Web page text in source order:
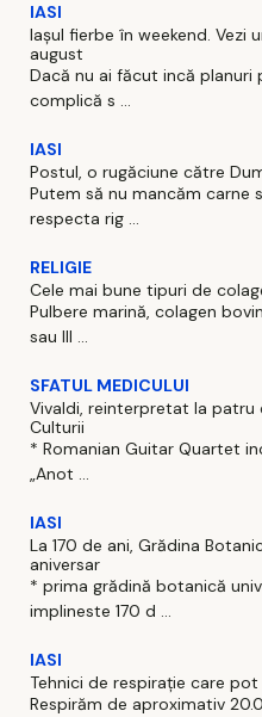
IASI
Iașul fierbe în weekend. Vezi
august
Dacă nu ai făcut incă planuri
complică s ...
IASI
Postul, o rugăciune către
Putem să nu mancăm carne
respecta rig ...
RELIGIE
Cele mai bune tipuri de
Pulbere marină, colagen
sau III ...
SFATUL MEDICULUI
Vivaldi, reinterpretat la patru
Culturii
* Romanian Guitar Quartet
„Anot ...
IASI
La 170 de ani, Grădina
aniversar
* prima grădină botanică
implineste 170 d ...
IASI
Tehnici de respirație care
Respirăm de aproximativ